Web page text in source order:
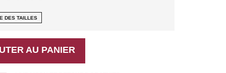
DES TAILLES
AU PANIER